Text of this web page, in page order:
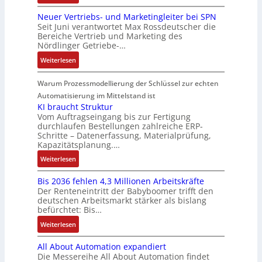
e
e
n
ü
r
s
i
c
h
e
r
e
E
n
t
w
i
c
k
l
u
n
g
e
n
l
a
g
e
n
b
a
u
P
o
s
i
t
i
v
e
M
o
m
e
n
t
a
t
e
u
e
r
u
n
g
o
n
A
G
V
u
n
d
b
o
t
i
k
e
g
r
a
o
n
i
n
F
a
n
u
c
C
N
C
-
S
y
t
e
m
t
e
c
h
n
i
k
-
G
e
s
c
h
ä
f
t
s
f
h
D
a
s
s
a
u
l
t
S
y
s
t
è
m
e
s
:
Q
2
-
E
r
g
Neuer Vertriebs- und Marketingleiter bei SPN
Seit Juni verantwortet Max Rossdeutscher die
Bereiche Vertrieb und Marketing des
Nördlinger Getriebe-…
Weiterlesen:
N
e
e
r
V
e
r
t
r
i
e
b
s
-
u
n
d
Warum Prozessmodellierung der Schlüssel zur echten
Automatisierung im Mittelstand ist
KI braucht Struktur
Vom Auftragseingang bis zur Fertigung
durchlaufen Bestellungen zahlreiche ERP-
Schritte – Datenerfassung, Materialprüfung,
Kapazitätsplanung.…
Weiterlesen:
K
I
b
r
a
u
c
h
t
Bis 2036 fehlen 4,3 Millionen Arbeitskräfte
Der Renteneintritt der Babyboomer trifft den
deutschen Arbeitsmarkt stärker als bislang
befürchtet: Bis…
Weiterlesen:
B
i
s
All About Automation expandiert
Die Messereihe All About Automation findet